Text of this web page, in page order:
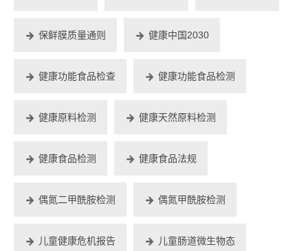
保鲜膜质量通则 健康中国2030
健康功能食品检查 健康功能食品检测
健康原料检测 健康天然原料检测
健康食品检测 健康食品法规
偶氮二甲酰胺检测 偶氮甲酰胺检测
儿童健康危机报告 儿童肠道微生物态